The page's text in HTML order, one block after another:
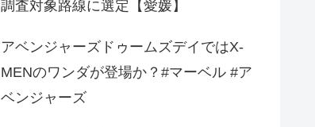
調査対象路線に選定【愛媛】
アベンジャーズドゥームズデイではX-
MENのワンダが登場か？#マーベル #ア
ベンジャーズ